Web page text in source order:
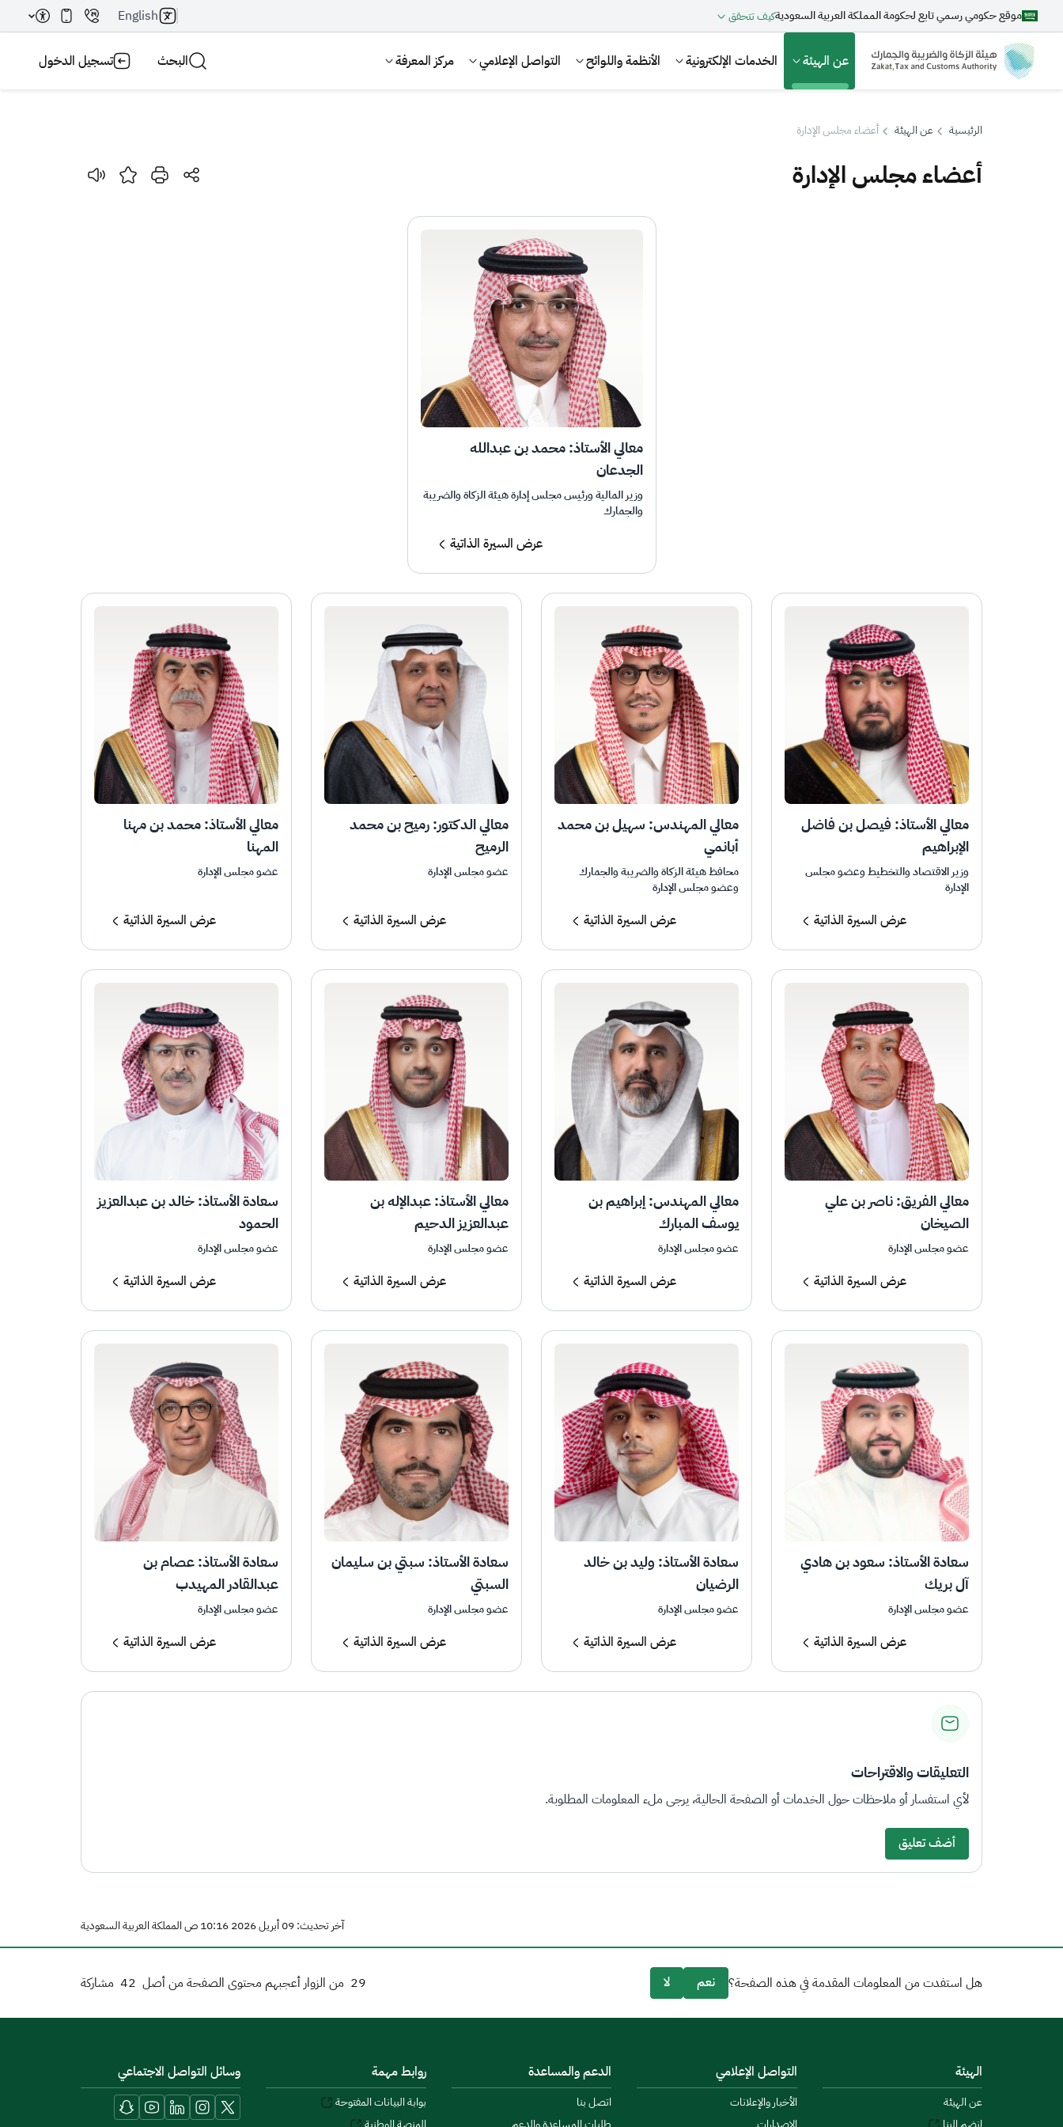
موقع حكومي رسمي تابع لحكومة المملكة العربية السعوديةكيف تتحقق English
عن الهيئة الخدمات الإلكترونية الأنظمة واللوائح التواصل الإعلامي مركز المعرفة البحث تسجيل الدخول
بحث
التصرفات العقارية
الرئيسية عن الهيئة أعضاء مجلس الإدارة
أعضاء مجلس الإدارة
معالي الأستاذ: محمد بن عبدالله
الجدعان
وزير المالية ورئيس مجلس إدارة هيئة الزكاة والضريبة
والجمارك
عرض السيرة الذاتية
معالي الأستاذ: فيصل بن فاضل
الإبراهيم
وزير الاقتصاد والتخطيط وعضو مجلس
الإدارة
عرض السيرة الذاتية
معالي المهندس: سهيل بن محمد
أبانمي
محافظ هيئة الزكاة والضريبة والجمارك
وعضو مجلس الإدارة
عرض السيرة الذاتية
معالي الدكتور: رميح بن محمد
الرميح
عضو مجلس الإدارة
عرض السيرة الذاتية
معالي الأستاذ: محمد بن مهنا
المهنا
عضو مجلس الإدارة
عرض السيرة الذاتية
معالي الفريق: ناصر بن علي
الصيخان
عضو مجلس الإدارة
عرض السيرة الذاتية
معالي المهندس: إبراهيم بن
يوسف المبارك
عضو مجلس الإدارة
عرض السيرة الذاتية
معالي الأستاذ: عبدالإله بن
عبدالعزيز الدحيم
عضو مجلس الإدارة
عرض السيرة الذاتية
سعادة الأستاذ: خالد بن عبدالعزيز
الحمود
عضو مجلس الإدارة
عرض السيرة الذاتية
سعادة الأستاذ: سعود بن هادي
آل بريك
عضو مجلس الإدارة
عرض السيرة الذاتية
سعادة الأستاذ: وليد بن خالد
الرضيان
عضو مجلس الإدارة
عرض السيرة الذاتية
سعادة الأستاذ: سبتي بن سليمان
السبتي
عضو مجلس الإدارة
عرض السيرة الذاتية
سعادة الأستاذ: عصام بن
عبدالقادر المهيدب
عضو مجلس الإدارة
عرض السيرة الذاتية
التعليقات والاقتراحات
لأي استفسار أو ملاحظات حول الخدمات أو الصفحة الحالية، يرجى ملء المعلومات المطلوبة.
أضف تعليق
آخر تحديث: 09 أبريل 2026 10:16 ص المملكة العربية السعودية
29 من الزوار أعجبهم محتوى الصفحة من أصل 42 مشاركة هل استفدت من المعلومات المقدمة في هذه الصفحة؟ نعم لا
الهيئة
عن الهيئة
التواصل الإعلامي
الأخبار والإعلانات
الدعم والمساعدة
اتصل بنا
روابط مهمة
بوابة البيانات المفتوحة
وسائل التواصل الاجتماعي